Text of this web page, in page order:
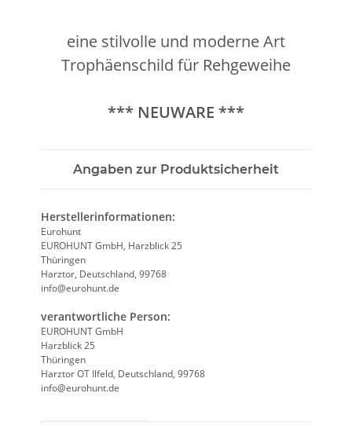
eine stilvolle und moderne Art
Trophäenschild für Rehgeweihe
*** NEUWARE ***
Angaben zur Produktsicherheit
Herstellerinformationen:
Eurohunt
EUROHUNT GmbH, Harzblick 25
Thüringen
Harztor, Deutschland, 99768
info@eurohunt.de
verantwortliche Person:
EUROHUNT GmbH
Harzblick 25
Thüringen
Harztor OT Ilfeld, Deutschland, 99768
info@eurohunt.de